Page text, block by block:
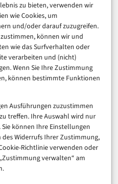
zu bieten, verwenden wir
wie Cookies, um
und/oder darauf zuzugreifen.
können wir und
wie das Surfverhalten oder
verarbeiten und (nicht)
Wenn Sie Ihre Zustimmung
können bestimmte Funktionen
Ausführungen zuzustimmen
treffen. Ihre Auswahl wird nur
können Ihre Einstellungen
Widerrufs Ihrer Zustimmung,
Richtlinie verwenden oder
verwalten“ am